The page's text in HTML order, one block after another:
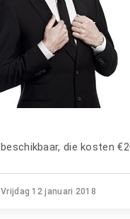
beschikbaar, die kosten
Vrijdag 12 januari 2018